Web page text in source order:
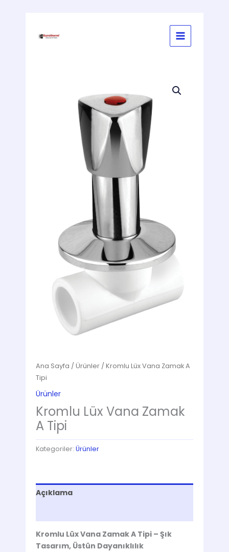
Ana Sayfa / Ürünler / Kromlu Lüx Vana Zamak A
Tipi
Ürünler
Kromlu Lüx Vana Zamak
A Tipi
Kategoriler: Ürünler
Açıklama
Kromlu Lüx Vana Zamak A Tipi – Şık
Tasarım, Üstün Dayanıklılık